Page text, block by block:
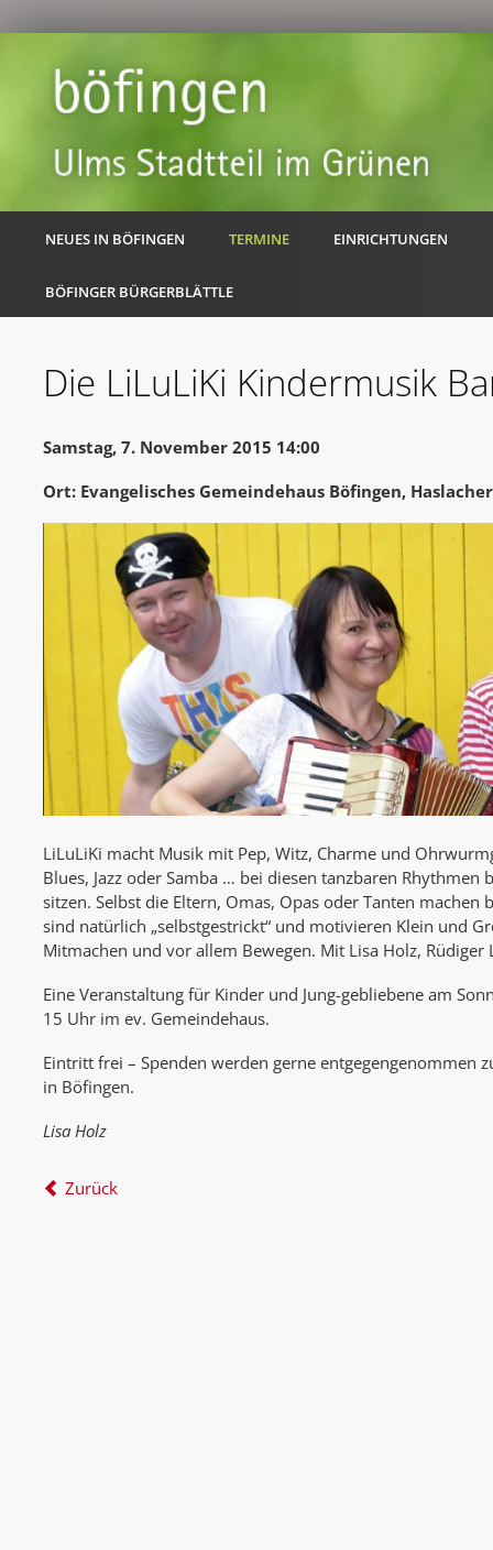
NEUES IN BÖFINGEN TERMINE EINRICHTUNGEN
BÖFINGER BÜRGERBLÄTTLE
Die LiLuLiKi Kindermusik
Samstag, 7. November 2015 14:00
Ort: Evangelisches Gemeindehaus Böfingen,
LiLuLiKi macht Musik mit Pep, Witz, Charme und
Blues, Jazz oder Samba … bei diesen tanzbaren Rhythmen
sitzen. Selbst die Eltern, Omas, Opas oder Tanten machen
sind natürlich „selbstgestrickt“ und motivieren Klein und
Mitmachen und vor allem Bewegen. Mit Lisa Holz,
Eine Veranstaltung für Kinder und Jung-gebliebene am
15 Uhr im ev. Gemeindehaus.
Eintritt frei – Spenden werden gerne entgegengenommen
in Böfingen.
Lisa Holz
Zurück